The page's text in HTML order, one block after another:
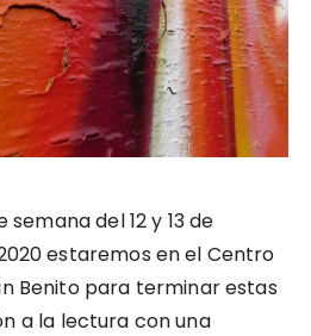
del 12 y 13 de
estaremos en el Centro
Benito para terminar estas
a la lectura con una